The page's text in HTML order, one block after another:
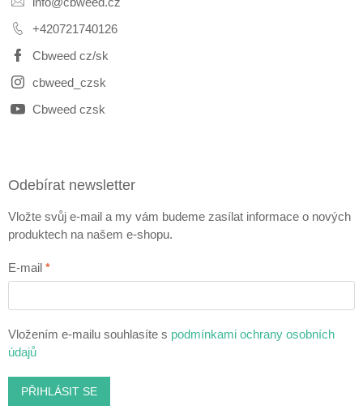
+420721740126
Cbweed cz/sk
cbweed_czsk
Cbweed czsk
Odebírat newsletter
Vložte svůj e-mail a my vám budeme zasílat informace o nových
produktech na našem e-shopu.
E-mail
Vložením e-mailu souhlasíte s podmínkami ochrany osobních
údajů
PŘIHLÁSIT SE